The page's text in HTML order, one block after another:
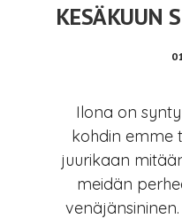
KESÄKUUN
Ilona on
kohdin emme
juurikaan
meidän